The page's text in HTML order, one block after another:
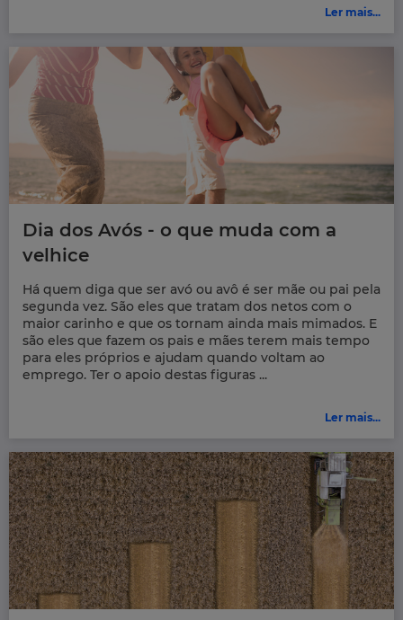
Ler mais...
Dia dos Avós - o que muda com a
velhice
Há quem diga que ser avó ou avô é ser mãe ou pai pela
segunda vez. São eles que tratam dos netos com o
maior carinho e que os tornam ainda mais mimados. E
são eles que fazem os pais e mães terem mais tempo
para eles próprios e ajudam quando voltam ao
emprego. Ter o apoio destas figuras ...
Ler mais...